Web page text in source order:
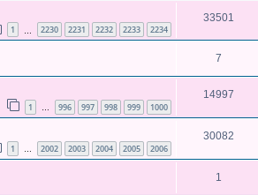
1 2230 2231 2232 2233 2234
33501
7
1 … 996 997 998 999 1000
14997
1 2002 2003 2004 2005 2006
30082
1